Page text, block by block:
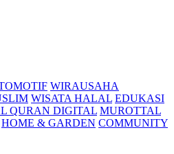
WIRAUSAHA
WISATA HALAL EDUKASI
QURAN DIGITAL MUROTTAL
HOME & GARDEN COMMUNITY